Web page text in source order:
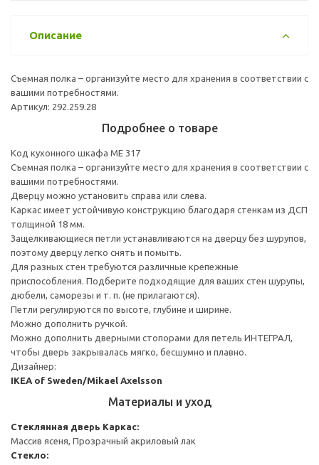
Описание
Съемная полка – организуйте место для хранения в соответствии с
вашими потребностями.
Артикул: 292.259.28
Подробнее о товаре
Код кухонного шкафа ME 317
Съемная полка – организуйте место для хранения в соответствии с
вашими потребностями.
Дверцу можно установить справа или слева.
Каркас имеет устойчивую конструкцию благодаря стенкам из ДСП
толщиной 18 мм.
Защелкивающиеся петли устанавливаются на дверцу без шурупов,
поэтому дверцу легко снять и помыть.
Для разных стен требуются различные крепежные
приспособления. Подберите подходящие для ваших стен шурупы,
дюбели, саморезы и т. п. (не прилагаются).
Петли регулируются по высоте, глубине и ширине.
Можно дополнить ручкой.
Можно дополнить дверными стопорами для петель ИНТЕГРАЛ,
чтобы дверь закрывалась мягко, бесшумно и плавно.
Дизайнер:
IKEA of Sweden/Mikael Axelsson
Материалы и уход
Стеклянная дверь Каркас:
Массив ясеня, Прозрачный акриловый лак
Стекло: